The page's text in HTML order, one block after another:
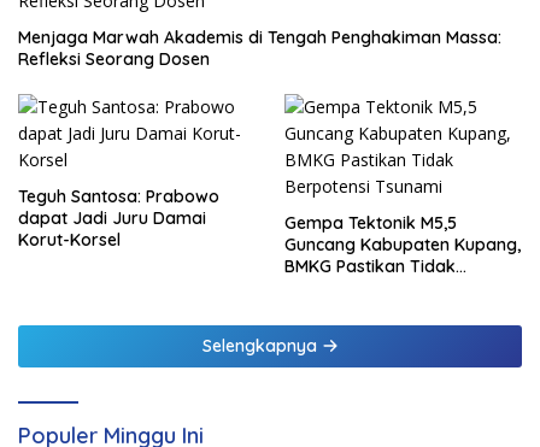
Menjaga Marwah Akademis di Tengah Penghakiman Massa:
Refleksi Seorang Dosen
Teguh Santosa: Prabowo
dapat Jadi Juru Damai
Korut-Korsel
Gempa Tektonik M5,5
Guncang Kabupaten Kupang,
BMKG Pastikan Tidak
Selengkapnya
Populer Minggu Ini